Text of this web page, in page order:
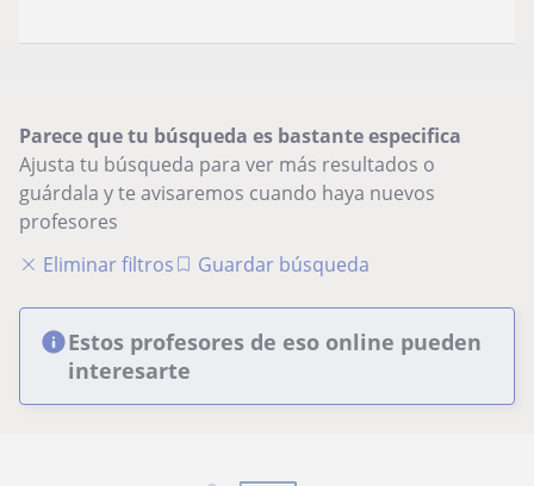
Parece que tu búsqueda es bastante especifica
Ajusta tu búsqueda para ver más resultados o
guárdala y te avisaremos cuando haya nuevos
profesores
Eliminar filtros
Guardar búsqueda
Estos profesores de eso online pueden
interesarte